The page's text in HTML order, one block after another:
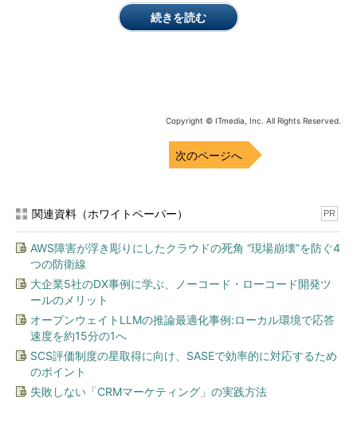
続きを読む
Copyright © ITmedia, Inc. All Rights Reserved.
次のページへ
関連資料（ホワイトペーパー） PR
AWS障害が浮き彫りにしたクラウドの死角 “現場崩壊”を防ぐ4
つの防衛線
大企業5社のDX事例に学ぶ、ノーコード・ローコード開発ツ
ールのメリット
オープンウェイトLLMの推論最適化事例:ローカル環境で応答
速度を約15分の1へ
SCS評価制度の星取得に向け、SASEで効率的に対応するため
のポイント
失敗しない「CRMマーケティング」の実践方法